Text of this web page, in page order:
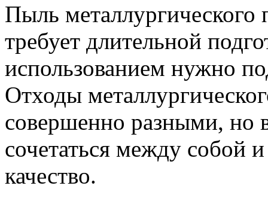
Пыль металлургического
требует длительной
использованием нужно
Отходы
совершенно разными, но
сочетаться между собой
качество.